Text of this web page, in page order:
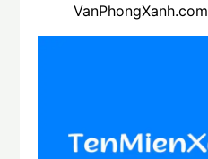
VanPhongXanh.com